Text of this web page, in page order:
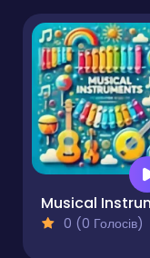
0 (0 Голосів)